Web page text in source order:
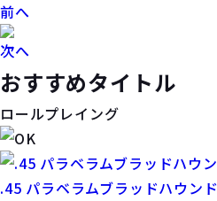
前へ
次へ
おすすめタイトル
ロールプレイング
.45 パラベラムブラッドハウンド